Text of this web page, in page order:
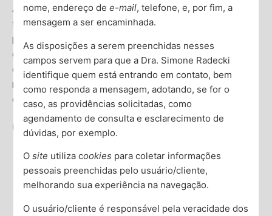
Ademais, compreender o papel do psiquiatra é
fundamental. Nesse sentido, diferentemente de outros
profissionais da saúde mental, psiquiatras são médicos
especializados no diagnóstico, tratamento e prevenção
de distúrbios mentais. Eles podem prescrever
medicamentos, o que pode ser crucial para o tratamento
de certas condições.
Quando Procurar um
Psiquiatra
Mudanças Notáveis no Comportamento
alterações no seu comportamento ou no de alguém
próximo são evidentes e preocupantes, pode ser o
nome, endereço dee-mail, telefone, e, por fim, a
mensagem a ser encaminhada.
As disposições a serem preenchidas nesses
campos servem para que a Dra. Simone Radecki
identifique quem está entrando em contato, bem
como responda a mensagem, adotando, se for o
caso, as providências solicitadas, como
agendamento de consulta e esclarecimento de
dúvidas, por exemplo.
Osite utiliza cookies para coletar informações
pessoais preenchidas pelo usuário/cliente,
melhorando sua experiência na navegação.
O usuário/cliente é responsável pela veracidade dos